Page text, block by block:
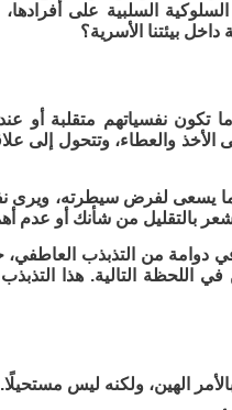
السلوكية السلبية على
بيئتنا الأسرية؟
تكون نفسياتهم متقلبة أو
على الأخذ والعطاء، وتتحول
ما يسعى لفرض سيطرته،
بالتقليل من شأنك أو عدم
دوامة من التذبذب العاطفي،
اللحظة التالية. هذا
الهين، ولكنه ليس